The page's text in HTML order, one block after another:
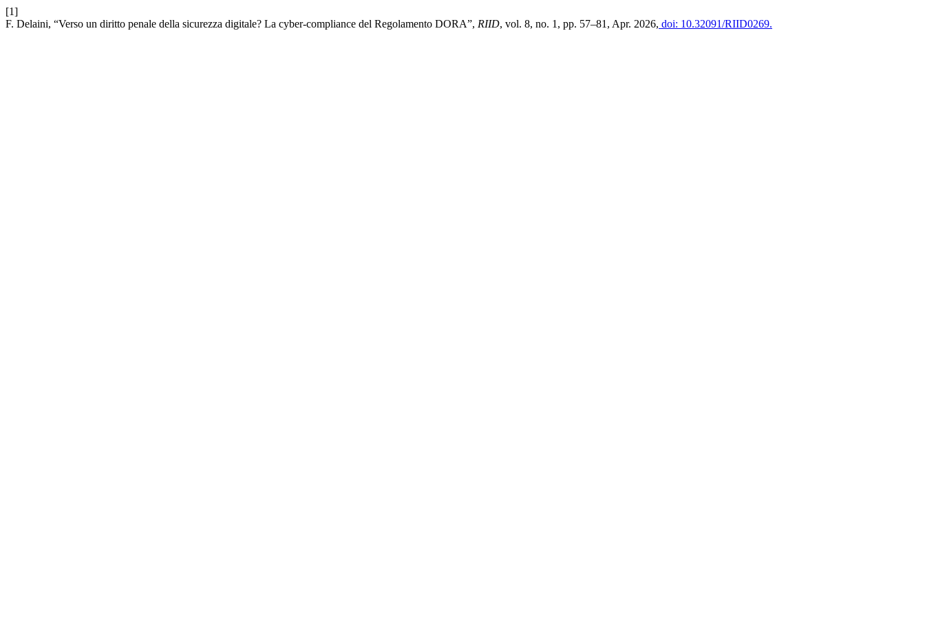
[1]
F. Delaini, “Verso un diritto penale della sicurezza digitale? La cyber-compliance del Regolamento DORA”, RIID, vol. 8, no. 1, pp. 57–81, Apr. 2026, doi: 10.32091/RIID0269.